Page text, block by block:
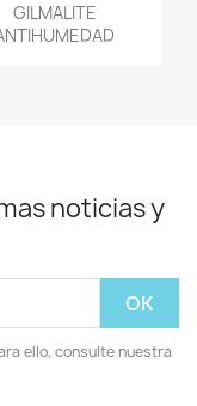
GILMALITE
noticias y
ello, consulte nuestra